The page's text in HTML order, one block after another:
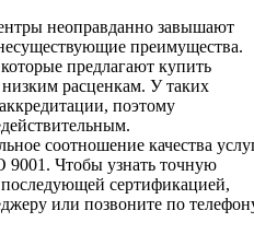
неоправданно завышают
преимущества.
предлагают купить
расценкам. У таких
поэтому
соотношение качества
9001. Чтобы узнать точную
сертификацией,
или позвоните по